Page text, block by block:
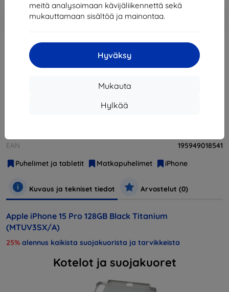
meitä analysoimaan kävijäliikennettä sekä
mukauttamaan sisältöä ja mainontaa.
Hyväksy
Mukauta
Hylkää
-10%
Alennus kupongilla
Loppuunmyyty
EAN
195949018541
Puhelimet ja tabletit
Matkapuhelimet iPhone
Kuvaus ja tekniset tiedot Arvostelut (0)
Apple iPhone 15 Pro 128GB Black Titanium
(MTUV3SX/A)
25% alennus kaikista suojakuorista ja tarvikkeista
Kotelot ja suojakuoret